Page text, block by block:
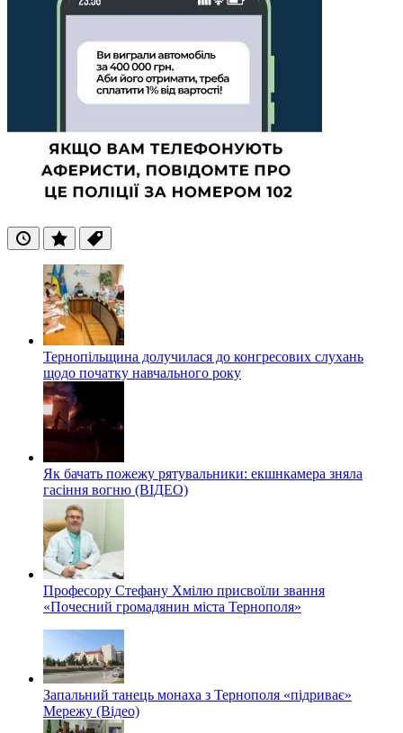
ОстанніПопулярні
Теги
Тернопільщина долучилася до конгресових слухань
щодо початку навчального року
Як бачать пожежу рятувальники: екшнкамера зняла
гасіння вогню (ВІДЕО)
Професору Стефану Хмілю присвоїли звання
«Почесний громадянин міста Тернополя»
Запальний танець монаха з Тернополя «підриває»
Мережу (Відео)